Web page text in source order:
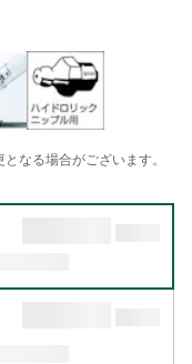
なる場合がございます。